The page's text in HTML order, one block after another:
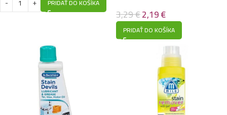
PRIDAŤ DO KOŠÍKA
3,29€2,19€
PRIDAŤ DO KOŠÍKA